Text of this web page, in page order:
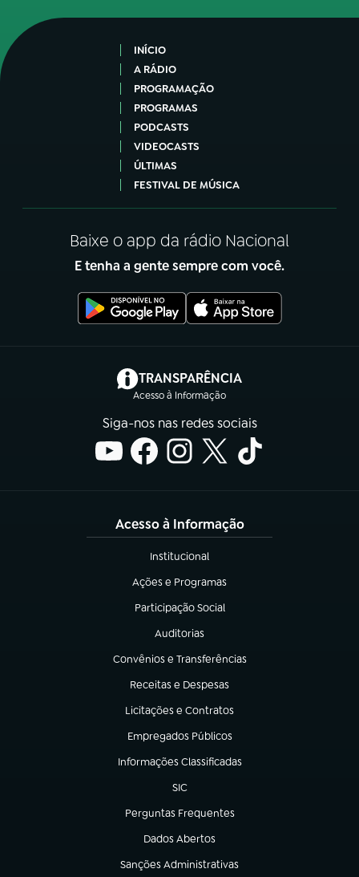
INÍCIO
A RÁDIO
PROGRAMAÇÃO
PROGRAMAS
PODCASTS
VIDEOCASTS
ÚLTIMAS
FESTIVAL DE MÚSICA
Baixe o app da rádio Nacional
E tenha a gente sempre com você.
TRANSPARÊNCIA
Acesso à Informação
(abre em nova aba)
Siga-nos nas redes sociais
Acesso à Informação
Institucional
(abre em nova aba)
Ações e Programas
(abre em nova aba)
Participação Social
(abre em nova aba)
Auditorias
(abre em nova aba)
Convênios e Transferências
(abre em nova aba)
Receitas e Despesas
(abre em nova aba)
Licitações e Contratos
(abre em nova aba)
Empregados Públicos
(abre em nova aba)
Informações Classificadas
(abre em nova aba)
SIC
(abre em nova aba)
Perguntas Frequentes
(abre em nova aba)
Dados Abertos
(abre em nova aba)
Sanções Administrativas
(abre em nova aba)